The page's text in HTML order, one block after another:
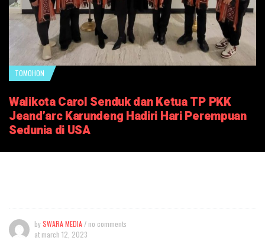
TOMOHON
Walikota Carol Senduk dan Ketua TP PKK
Jeand’arc Karundeng Hadiri Hari Perempuan
Sedunia di USA
bySWARA MEDIA / no comments
at march 12, 2023